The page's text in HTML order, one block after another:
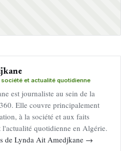
et actualité quotidienne
est journaliste au sein de la
Elle couvre principalement
à la société et aux faits
quotidienne en Algérie.
de Lynda Ait Amedjkane →